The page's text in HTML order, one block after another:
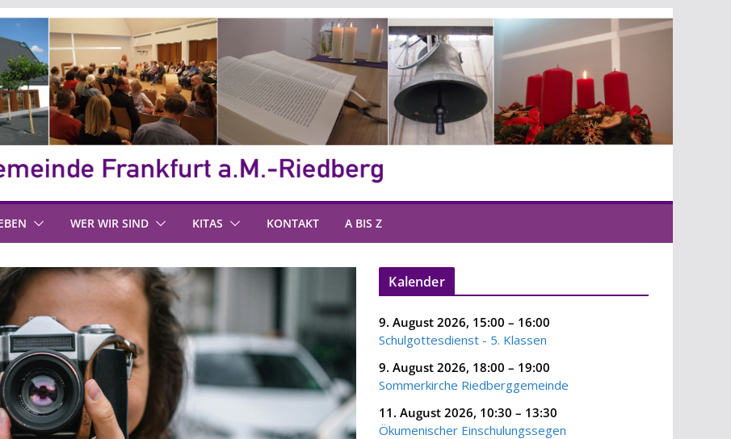
WER WIR SIND KITAS KONTAKT A BIS Z
Kalender
9. August 2026, 15:00 – 16:00
Schulgottesdienst - 5. Klassen
9. August 2026, 18:00 – 19:00
Sommerkirche Riedberggemeinde
11. August 2026, 10:30 – 13:30
Ökumenischer Einschulungssegen